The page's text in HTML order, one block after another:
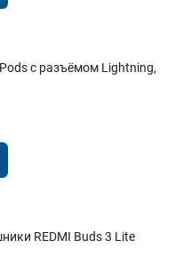
с разъёмом Lightning,
REDMI Buds 3 Lite